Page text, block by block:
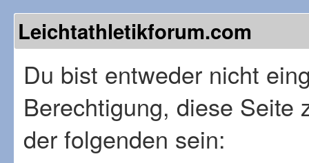
Leichtathletikforum.com
Du bist entweder nicht
Berechtigung, diese Seite
der folgenden sein: